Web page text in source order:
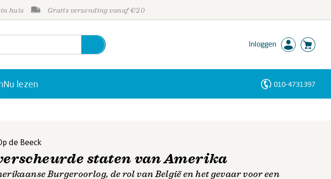
in huis Gratis verzending vanaf €20
Inloggen
Nu lezen 010-4731397
de Beeck
staten van Amerika
Burgeroorlog, de rol van België en het gevaar voor een
Personen